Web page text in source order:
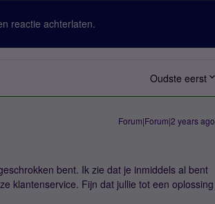
reactie achterlaten.
Oudste eerst
Forum|Forum|2 years ago
bent. Ik zie dat je inmiddels al bent
klantenservice. Fijn dat jullie tot een oplossing